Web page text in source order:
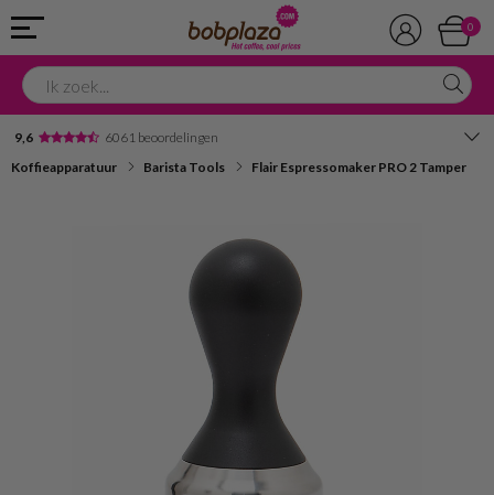
0
9,6 6061 beoordelingen
Koffieapparatuur Barista Tools Flair Espressomaker PRO 2 Tamper